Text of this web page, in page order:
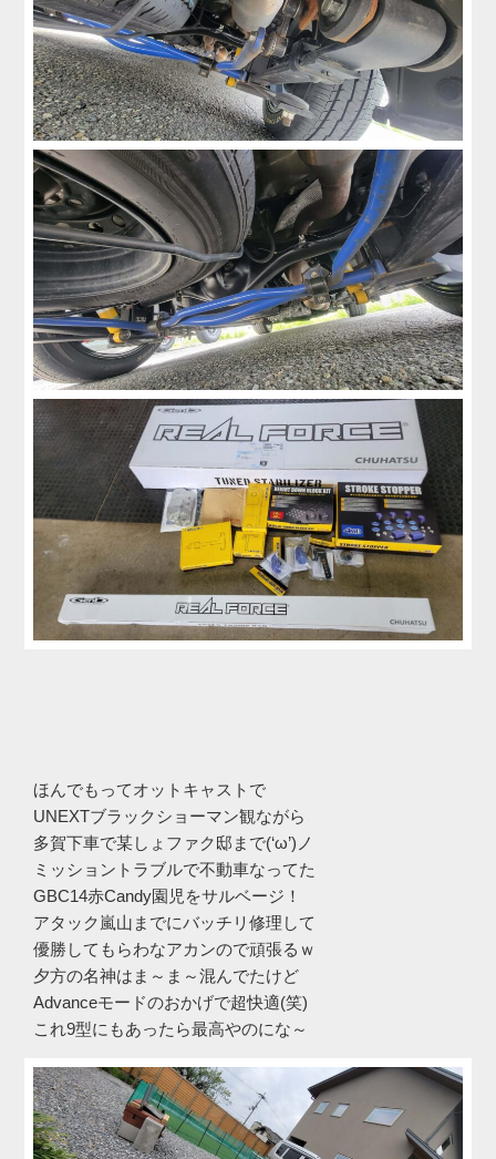
ほんでもってオットキャストで
UNEXTブラックショーマン観ながら
多賀下車で某しょファク邸まで(‘ω’)ノ
ミッショントラブルで不動車なってた
GBC14赤Candy園児をサルベージ！
アタック嵐山までにバッチリ修理して
優勝してもらわなアカンので頑張るｗ
夕方の名神はま～ま～混んでたけど
Advanceモードのおかげで超快適(笑)
これ9型にもあったら最高やのにな～